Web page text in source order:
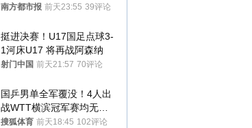
大！深圳官方：注意这件事
南方都市报 前天23:55 39评论
挺进决赛！U17国足点球3-
1河床U17 将再战阿森纳
射门中国 前天21:57 70评论
国乒男单全军覆没！4人出
战WTT横滨冠军赛均无缘
八强
搜狐体育 前天18:45 102评论